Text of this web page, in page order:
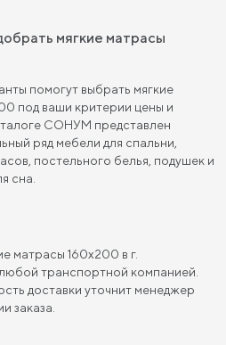
см
см
см
160х200
см
см Матрасы в скрутке
помогут выбрать мягкие
под ваши критерии цены и
СОНУМ представлен
ряд мебели для спальни,
постельного белья, подушек и
сна.
матрасы 160х200 в г.
транспортной компанией.
доставки уточнит менеджер
заказа.